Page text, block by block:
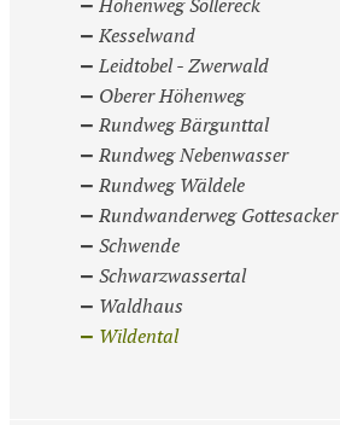
Höhenweg Söllereck
Kesselwand
Leidtobel - Zwerwald
Oberer Höhenweg
Rundweg Bärgunttal
Rundweg Nebenwasser
Rundweg Wäldele
Rundwanderweg Gottesacker
Schwende
Schwarzwassertal
Waldhaus
Wildental